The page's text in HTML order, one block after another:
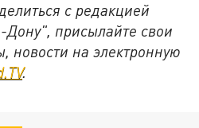
с редакцией
Дону", присылайте свои
новости на электронную
.